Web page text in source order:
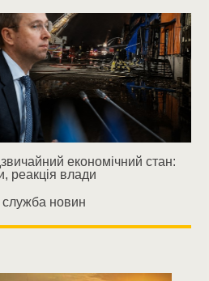
економічний стан:
реакція влади
служба новин